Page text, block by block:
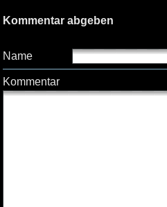
Kommentar abgeben
Name
Kommentar